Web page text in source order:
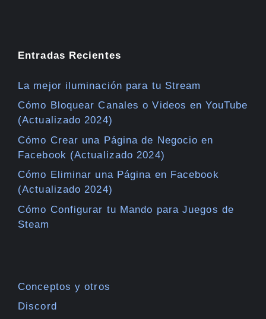
Entradas Recientes
La mejor iluminación para tu Stream
Cómo Bloquear Canales o Videos en YouTube
(Actualizado 2024)
Cómo Crear una Página de Negocio en
Facebook (Actualizado 2024)
Cómo Eliminar una Página en Facebook
(Actualizado 2024)
Cómo Configurar tu Mando para Juegos de
Steam
Conceptos y otros
Discord